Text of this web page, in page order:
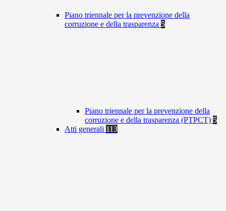
Piano triennale per la prevenzione della
corruzione e della trasparenza 5
Piano triennale per la prevenzione della
corruzione e della trasparenza (PTPCT) 5
Atti generali 113